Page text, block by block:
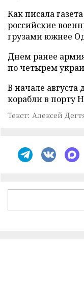
Как писала
российские
грузами южнее
Днем ранее
по четырем
В начале августа
корабли в порту
Текст: Алексей